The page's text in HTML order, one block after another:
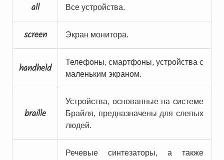
all Все устройства.
screen Экран монитора.
handheld
Телефоны, смартфоны, устройства с
маленьким экраном.
braille
Устройства, основанные на системе
Брайля, предназначены для слепых
людей.
Речевые синтезаторы, а также